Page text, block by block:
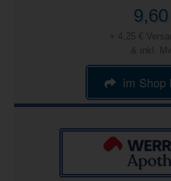
+ 4,25 €
& inkl.
im Shop